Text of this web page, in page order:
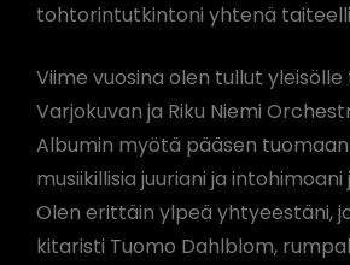
tohtorintutkintoni yhtenä
Viime vuosina olen tullut yleisölle
Varjokuvan ja Riku Niemi
Albumin myötä pääsen
musiikillisia juuriani ja intohimoani
Olen erittäin ylpeä yhtyeestäni,
kitaristi Tuomo Dahlblom,